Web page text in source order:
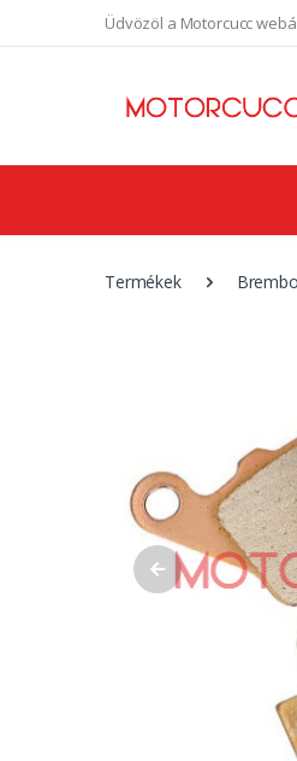
Üdvözöl a Motorcucc
Termékek